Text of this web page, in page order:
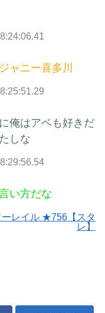
ャニー喜多川
俺はアベも好きだ
しな
い方だな
ーレイル ★756【スタ
レ】